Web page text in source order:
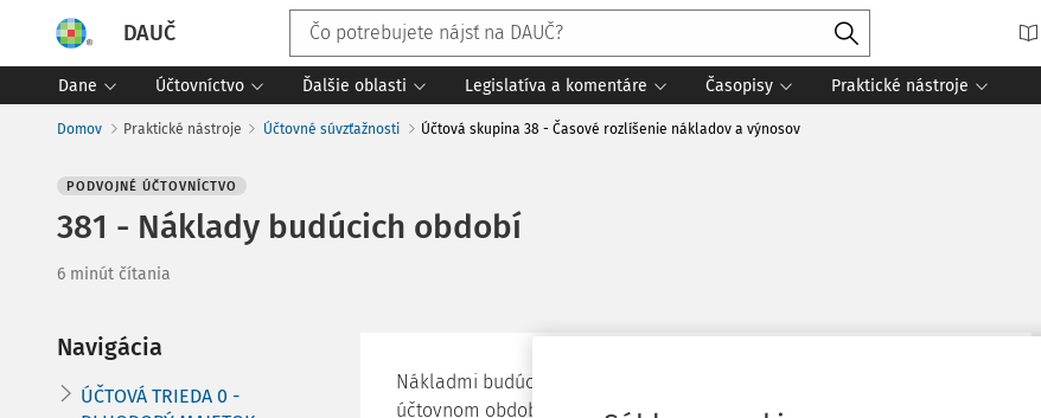
DAUČ
Dane Účtovníctvo Ďalšie oblasti Legislatíva a komentáre Časopisy Praktické nástroje
Domov Praktické nástroje Účtovné súvzťažnosti Účtová skupina 38 - Časové rozlíšenie nákladov a výnosov
PODVOJNÉ ÚČTOVNÍCTVO
381 - Náklady budúcich období
6 minút čítania
Navigácia
ÚČTOVÁ TRIEDA 0 -
Nákladmi budúcich období sa rozumejú výdavky zaúčtované v bežnom
účtovnom období, ktoré sa týkajú nákladov v budúcich obdobiach.